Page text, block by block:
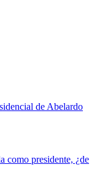
de Abelardo
como presidente, ¿de